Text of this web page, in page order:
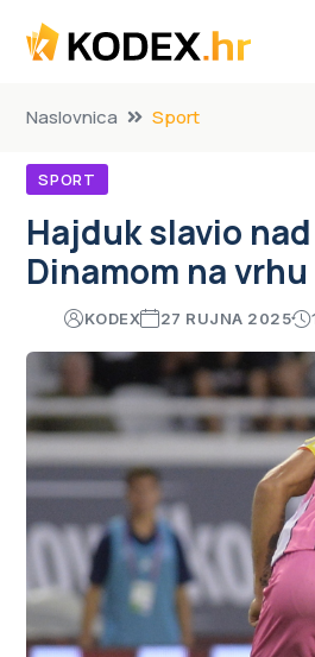
Naslovnica Sport
SPORT
Hajduk slavio
Dinamom na vrhu
KODEX 27 RUJNA 2025